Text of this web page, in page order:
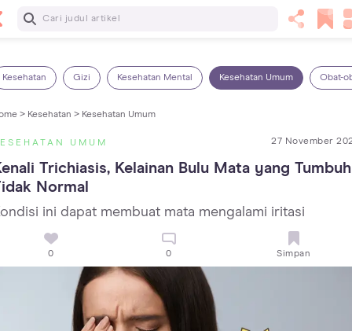
Baca Selanjutnya
Kesehatan Gizi Kesehatan Mental Kesehatan Umum Obat-
> Kesehatan > Kesehatan Umum
UMUM 27 November
Trichiasis, Kelainan Bulu Mata yang Tumbuh
Normal
ini dapat membuat mata mengalami iritasi
0 0 Simpan